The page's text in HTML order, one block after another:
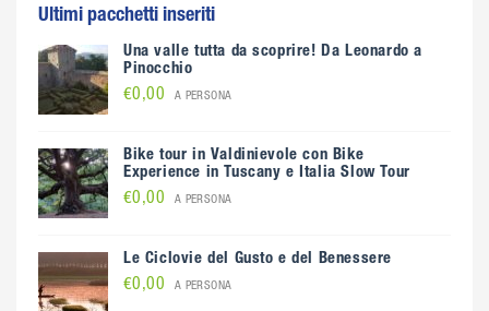
Ultimi pacchetti inseriti
Una valle tutta da scoprire! Da Leonardo a
Pinocchio
€0,00 A PERSONA
Bike tour in Valdinievole con Bike
Experience in Tuscany e Italia Slow Tour
€0,00 A PERSONA
Le Ciclovie del Gusto e del Benessere
€0,00 A PERSONA